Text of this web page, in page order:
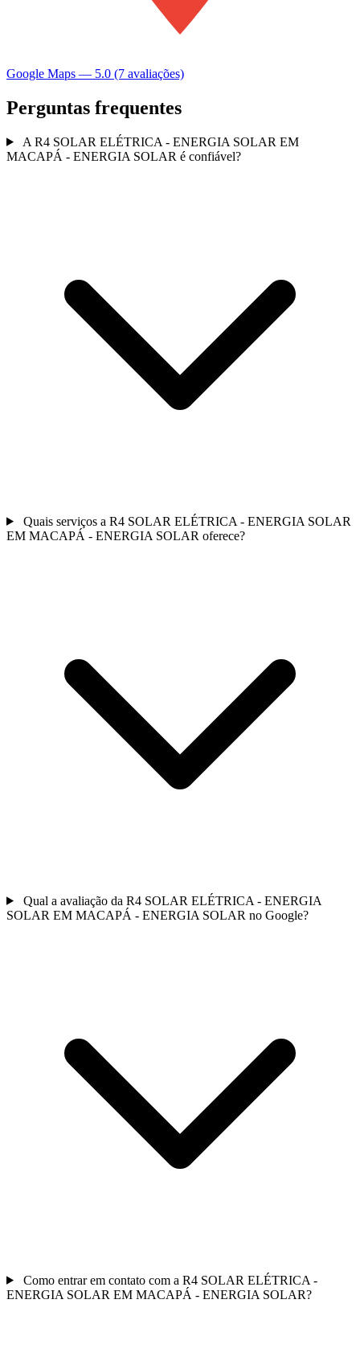
Google Maps — 5.0 (7 avaliações)
Perguntas frequentes
A R4 SOLAR ELÉTRICA - ENERGIA SOLAR EM
MACAPÁ - ENERGIA SOLAR é confiável?
Quais serviços a R4 SOLAR ELÉTRICA - ENERGIA SOLAR
EM MACAPÁ - ENERGIA SOLAR oferece?
Qual a avaliação da R4 SOLAR ELÉTRICA - ENERGIA
SOLAR EM MACAPÁ - ENERGIA SOLAR no Google?
Como entrar em contato com a R4 SOLAR ELÉTRICA -
ENERGIA SOLAR EM MACAPÁ - ENERGIA SOLAR?